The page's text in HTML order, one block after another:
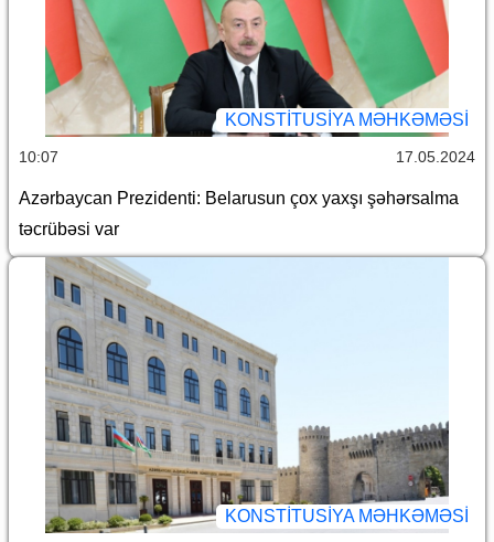
KONSTITUSIYA MƏHKƏMƏSI
10:07 17.05.2024
Azərbaycan Prezidenti: Belarusun çox yaxşı şəhərsalma
təcrübəsi var
KONSTITUSIYA MƏHKƏMƏSI